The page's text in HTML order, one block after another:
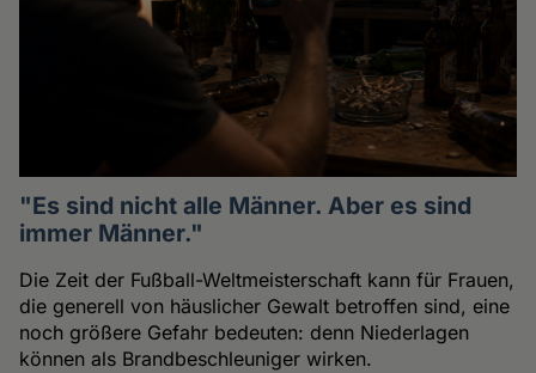
"Es sind nicht alle Männer. Aber es sind
immer Männer."
Die Zeit der Fußball-Weltmeisterschaft kann für Frauen,
die generell von häuslicher Gewalt betroffen sind, eine
noch größere Gefahr bedeuten: denn Niederlagen
können als Brandbeschleuniger wirken.